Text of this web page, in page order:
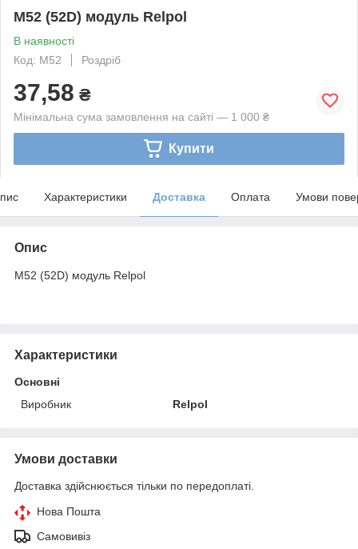
M52 (52D) модуль Relpol
В наявності
Код: M52
Роздріб
37,58 ₴
Мінімальна сума замовлення на сайті — 1 000 ₴
Купити
Характеристики Доставка Оплата Умови
Опис
M52 (52D) модуль Relpol
Характеристики
Основні
Виробник
Relpol
Умови доставки
Доставка здійснюється тільки по передоплаті.
Нова Пошта
Самовивіз